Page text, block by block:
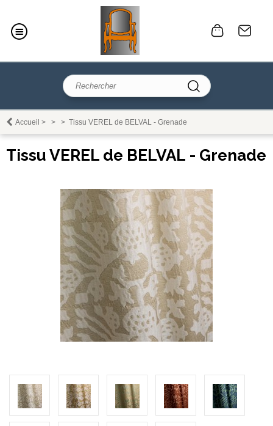
Accueil > > > Tissu VEREL de BELVAL - Grenade
Tissu VEREL de BELVAL - Grenade